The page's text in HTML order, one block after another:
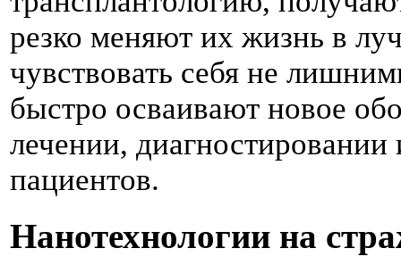
резко меняют их жизнь в
чувствовать себя не
быстро осваивают новое
лечении,
пациентов.
Нанотехнологии на